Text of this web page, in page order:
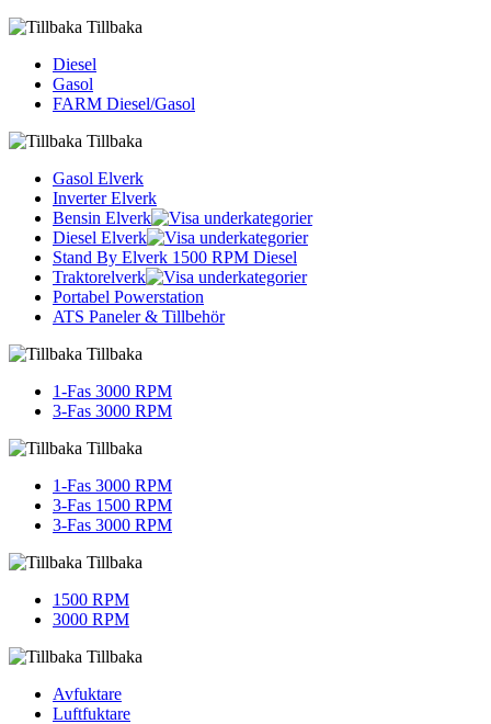
Tillbaka
Diesel
Gasol
FARM Diesel/Gasol
Tillbaka
Gasol Elverk
Inverter Elverk
Bensin Elverk
Diesel Elverk
Stand By Elverk 1500 RPM Diesel
Traktorelverk
Portabel Powerstation
ATS Paneler & Tillbehör
Tillbaka
1-Fas 3000 RPM
3-Fas 3000 RPM
Tillbaka
1-Fas 3000 RPM
3-Fas 1500 RPM
3-Fas 3000 RPM
Tillbaka
1500 RPM
3000 RPM
Tillbaka
Avfuktare
Luftfuktare